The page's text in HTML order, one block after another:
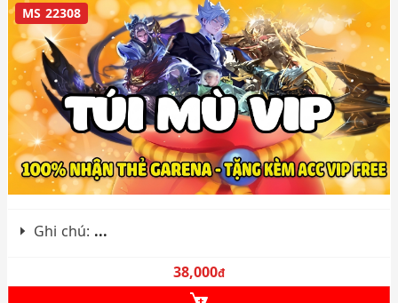
MS 22308
Ghi chú: ...
38,000đ